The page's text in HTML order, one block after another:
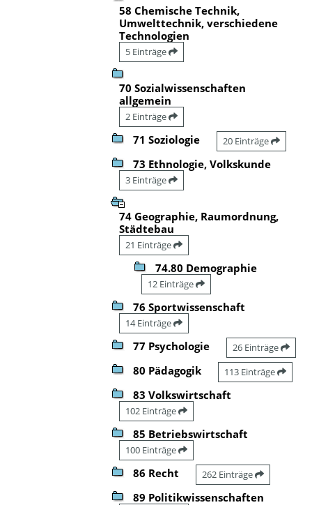
58 Chemische Technik,
Umwelttechnik, verschiedene
Technologien
5 Einträge
70 Sozialwissenschaften
allgemein
2 Einträge
71 Soziologie 20 Einträge
73 Ethnologie, Volkskunde
3 Einträge
74 Geographie, Raumordnung,
Städtebau
21 Einträge
74.80 Demographie
12 Einträge
76 Sportwissenschaft
14 Einträge
77 Psychologie 26 Einträge
80 Pädagogik 113 Einträge
83 Volkswirtschaft
102 Einträge
85 Betriebswirtschaft
100 Einträge
86 Recht 262 Einträge
89 Politikwissenschaften